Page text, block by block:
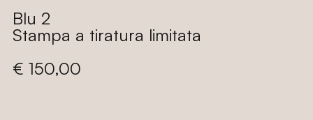
Blu 2
Stampa a tiratura limitata
Prezzo
€ 150,00